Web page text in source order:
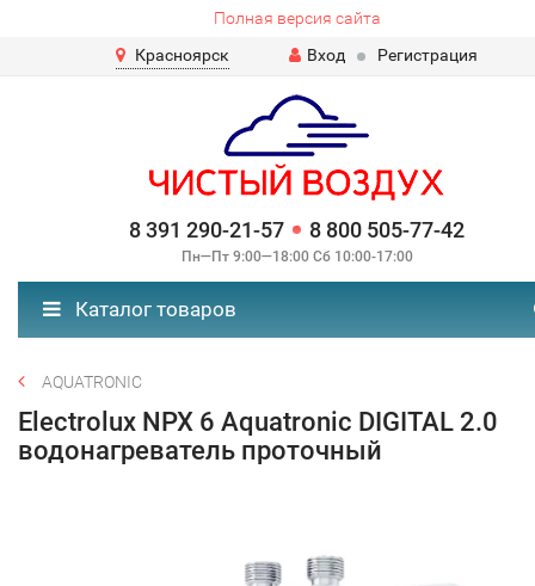
Полная версия сайта
Красноярск
Вход Регистрация
8 391 290-21-57 8 800 505-77-42
Пн—Пт 9:00—18:00 Сб 10:00-17:00
Каталог товаров
AQUATRONIC
Electrolux NPX 6 Aquatronic DIGITAL 2.0
водонагреватель проточный